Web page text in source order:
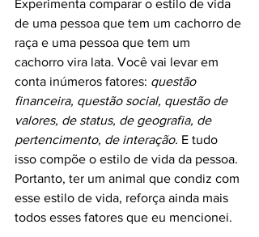
Experimenta comparar o estilo de vida
de uma pessoa que tem um cachorro de
raça e uma pessoa que tem um
cachorro vira lata. Você vai levar em
conta inúmeros fatores: questão
financeira, questão social, questão de
valores, de status, de geografia, de
pertencimento, de interação. E tudo
isso compõe o estilo de vida da pessoa.
Portanto, ter um animal que condiz com
esse estilo de vida, reforça ainda mais
todos esses fatores que eu mencionei.